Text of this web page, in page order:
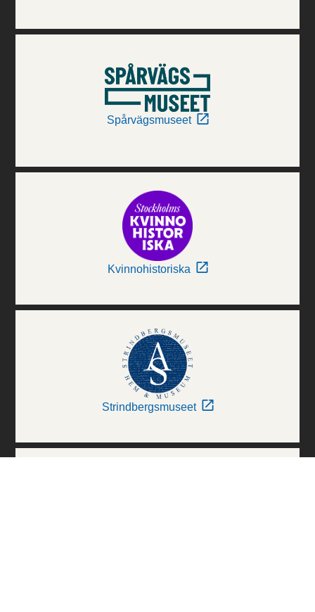
Spårvägsmuseet
Kvinnohistoriska
Strindbergsmuseet